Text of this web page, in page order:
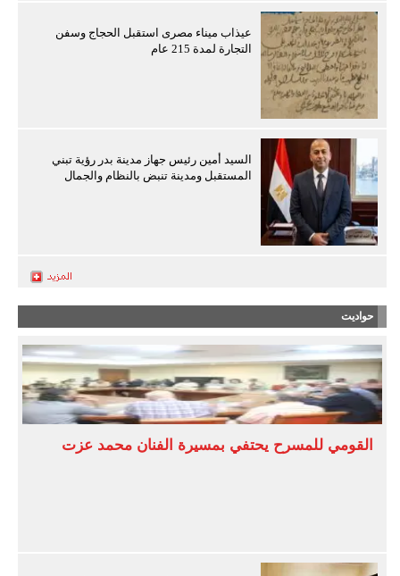
عيذاب ميناء مصرى استقبل الحجاج وسفن
التجارة لمدة 215 عام
السيد أمين رئيس جهاز مدينة بدر رؤية تبني
المستقبل ومدينة تنبض بالنظام والجمال
حواديت
القومي للمسرح يحتفي بمسيرة الفنان محمد عزت